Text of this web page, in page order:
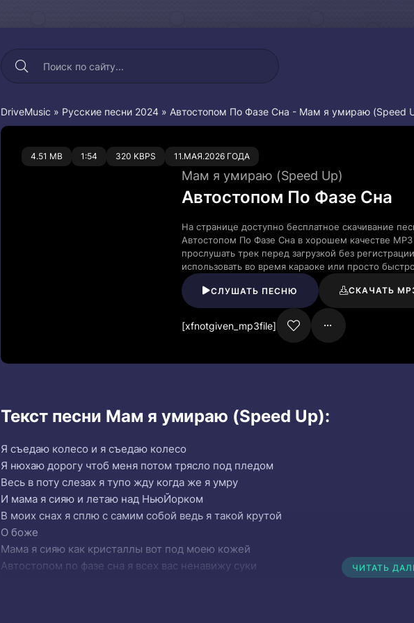
DriveMusic » Русские песни 2024 » Автостопом По Фазе Сна - Мам я умираю (Speed
4.51 MB 1:54 320 KBPS 11.МАЯ.2026 ГОДА
0 0
Мам я умираю (Speed Up)
Автостопом По Фазе Сна
На странице доступно бесплатное скачивание
Автостопом По Фазе Сна в хорошем качестве
прослушать трек перед загрузкой без
использовать во время караоке или просто
СЛУШАТЬ ПЕСНЮ СКАЧАТЬ
[xfnotgiven_mp3file]
Текст песни Мам я умираю (Speed Up):
Я съедаю колесо и я съедаю колесо
Я нюхаю дорогу чтоб меня потом трясло под пледом
Весь в поту слезах я тупо жду когда же я умру
И мама я сияю и летаю над НьюЙорком
В моих снах я сплю с самим собой ведь я такой крутой
О боже
Мама я сияю как кристаллы вот под моею кожей
Автостопом по фазе сна я всех вас ненавижу суки
ЧИТАТЬ